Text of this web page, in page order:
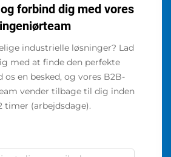
forbind dig med vores
ingeniørteam
industrielle løsninger? Lad
med at finde den perfekte
os en besked, og vores B2B-
vender tilbage til dig inden
timer (arbejdsdage).